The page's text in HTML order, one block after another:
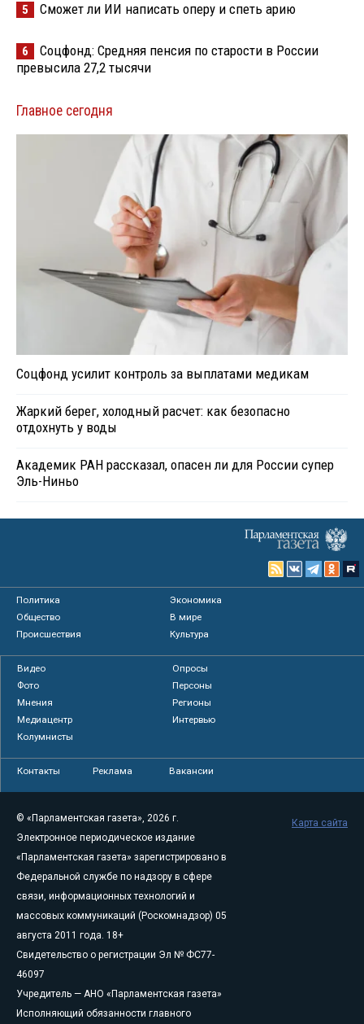
5 Сможет ли ИИ написать оперу и спеть арию
6
Соцфонд: Средняя пенсия по старости в России
превысила 27,2 тысячи
Главное сегодня
Соцфонд усилит контроль за выплатами медикам
Жаркий берег, холодный расчет: как безопасно
отдохнуть у воды
Академик РАН рассказал, опасен ли для России супер
Эль-Ниньо
Политика
Экономика
Общество
В мире
Происшествия
Культура
Видео
Опросы
Фото
Персоны
Мнения
Регионы
Медиацентр
Интервью
Колумнисты
Контакты Реклама Вакансии
© «Парламентская газета», 2026 г.
Электронное периодическое издание
«Парламентская газета» зарегистрировано в
Федеральной службе по надзору в сфере
связи, информационных технологий и
массовых коммуникаций (Роскомнадзор) 05
августа 2011 года. 18+
Свидетельство о регистрации Эл № ФС77-
46097
Учредитель — АНО «Парламентская газета»
Исполняющий обязанности главного
Карта сайта